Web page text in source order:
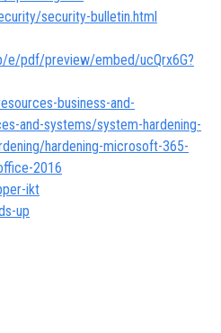
security-bulletin.html
e/pdf/preview/embed/ucQrx6G?
business-and-
and-systems/system-hardening-
hardening-microsoft-365-
2016
ikt
up